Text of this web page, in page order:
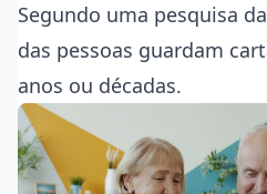
Segundo uma pesquisa da
das pessoas guardam
anos ou décadas.